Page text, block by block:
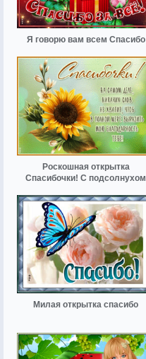
Я говорю вам всем Спасибо
Роскошная открытка
Спасибочки! С подсолнухом
Милая открытка спасибо